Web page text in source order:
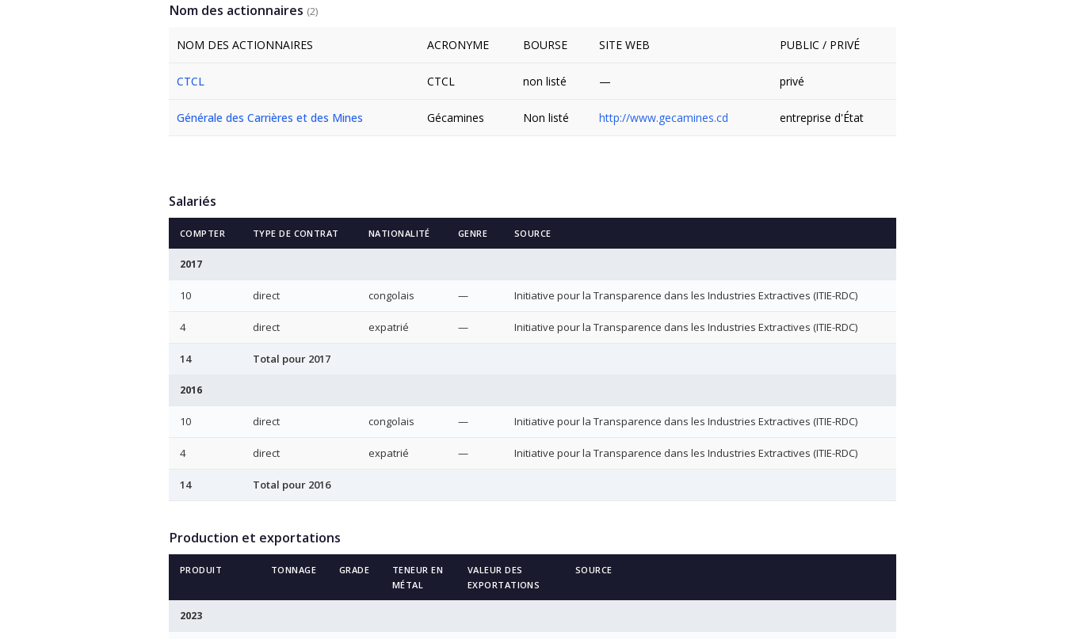
Nom des actionnaires (2)
NOM DES ACTIONNAIRES ACRONYME BOURSE SITE WEB PUBLIC / PRIVÉ
CTCL CTCL non listé — privé
Générale des Carrières et des Mines Gécamines Non listé http://www.gecamines.cd entreprise d'État
Salariés
COMPTER TYPE DE CONTRAT NATIONALITÉ GENRE SOURCE
2017
10 direct congolais — Initiative pour la Transparence dans les Industries Extractives (ITIE-RDC)
4 direct expatrié — Initiative pour la Transparence dans les Industries Extractives (ITIE-RDC)
14 Total pour 2017
2016
10 direct congolais — Initiative pour la Transparence dans les Industries Extractives (ITIE-RDC)
4 direct expatrié — Initiative pour la Transparence dans les Industries Extractives (ITIE-RDC)
14 Total pour 2016
Production et exportations
PRODUIT TONNAGE GRADE
TENEUR EN
MÉTAL
VALEUR DES
EXPORTATIONS
SOURCE
2023